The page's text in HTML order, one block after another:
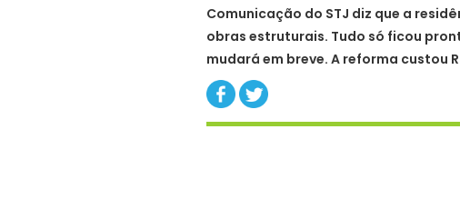
Comunicação do STJ diz que a
obras estruturais. Tudo só ficou
mudará em breve. A reforma custou